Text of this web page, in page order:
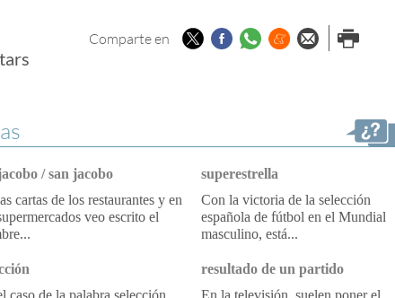
Comparte en TwitterFacebook
Whatsapp
Menéame
Enviar porImprimir
/ san jacobo
cartas de los restaurantes y en
veo escrito el
superestrella
Con la victoria de la selección
española de fútbol en el Mundial
masculino, está...
caso de la palabra selección,
resultado de un partido
En la televisión, suelen poner el